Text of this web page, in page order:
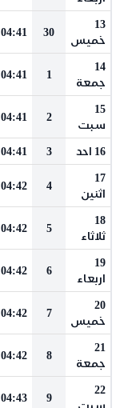
13
خميس
30
04:41
14
جمعة
1
04:41
15
سبت
2
04:41
16 احد 3
04:41
17
اثنين
4
04:42
18
ثلاثاء
5
04:42
19
اربعاء
6
04:42
20
خميس
7
04:42
21
جمعة
8
04:42
22
سبت
9
04:43